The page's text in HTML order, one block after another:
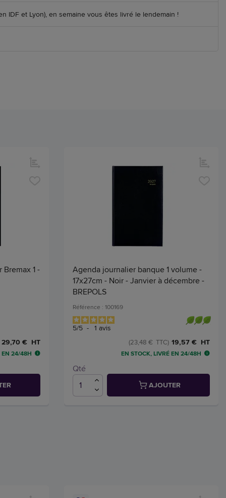
IDF et Lyon), en semaine vous êtes livré le lendemain !
1 -
29,70 € HT
EN 24/48H
Agenda journalier banque 1 volume -
17x27cm - Noir - Janvier à décembre -
BREPOLS
Référence : 100169
5/5 - 1 avis
19,57 € HT
(23,48 € TTC)
EN STOCK, LIVRÉ EN 24/48H
Qté
AJOUTER